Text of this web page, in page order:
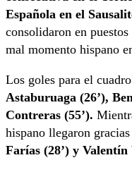
Española en el
consolidaron en
mal momento hispano
Los goles para el
Astaburuaga (26’),
Contreras (55’).
hispano llegaron
Farías (28’) y Valentín